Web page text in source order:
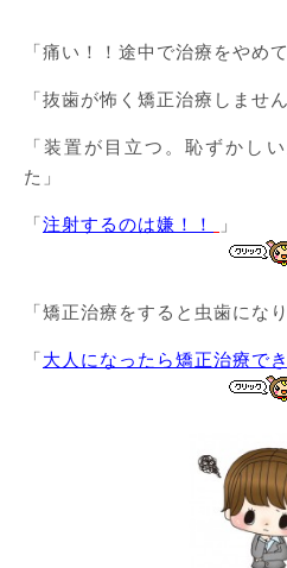
「痛い！！途中で治療をやめ
「抜歯が怖く矯正治療しませ
「装置が目立つ。恥ずかし
た」
「注射するのは嫌！！ 」
「矯正治療をすると虫歯にな
「大人になったら矯正治療で